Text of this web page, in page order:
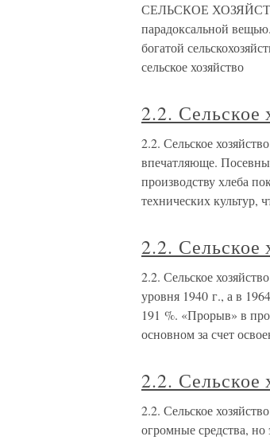
СЕЛЬСКОЕ ХОЗЯЙСТВО
парадоксальной
богатой
сельское хозяйство
2.2. Сельское
2.2. Сельское
впечатляюще.
производству хлеба
технических культур,
2.2. Сельское
2.2. Сельское
уровня 1940 г., а в
191 %. «Прорыв» в
основном за счет
2.2. Сельское
2.2. Сельское
огромные средства,